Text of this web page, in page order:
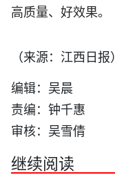
高质量、好效果。
（来源：江西日报）
编辑：吴晨
责编：钟千惠
审核：吴雪倩
继续阅读